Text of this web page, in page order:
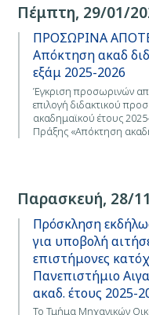
Πέμπτη, 29/01/
ΠΡΟΣΩΡΙΝΑ
Απόκτηση ακαδ
εξάμ 2025-2026
Έγκριση προσωρινών
επιλογή διδακτικού
ακαδημαϊκού έτους
Πράξης «Απόκτηση
Παρασκευή, 28/
Πρόσκληση
για υποβολή
επιστήμονες
Πανεπιστήμιο
ακαδ. έτους 2025-
Το Τμήμα Μηχανικών